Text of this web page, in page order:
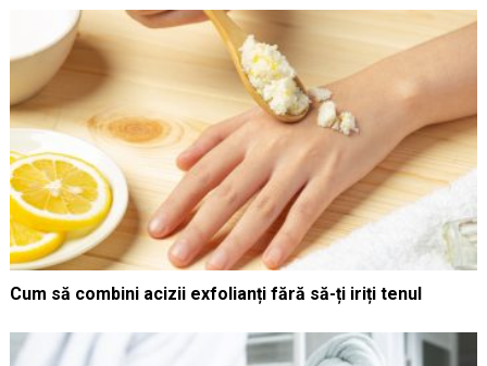
Cum să combini acizii exfolianți fără să-ți iriți tenul